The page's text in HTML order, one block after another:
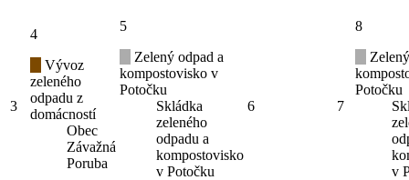
3
4
Vývoz
zeleného
odpadu z
domácností
Obec
Závažná
Poruba
5
Zelený odpad a
kompostovisko v
Potočku
Skládka
zeleného
odpadu a
kompostovisko
v Potočku
6 7
8
Potočku
v